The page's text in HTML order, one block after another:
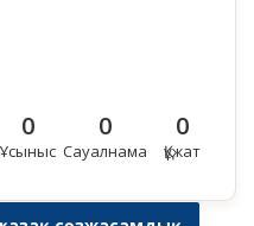
0
Ұсыныс
0
Сауалнама
0
Құжат